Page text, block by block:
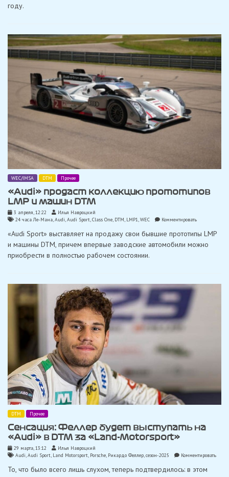
году.
WEC/IMSA DTM Прочее
«Audi» продаст коллекцию прототипов
LMP и машин DTM
3 апреля, 12:22
Илья Навроцкий
24 часа Ле-Мана,Audi,Audi Sport,Class One, DTM, LMP1,WEC Комментироватьon
продаст
прототипов
«Audi Sport» выставляет на продажу свои бывшие прототипы LMP
и машины DTM, причем впервые заводские автомобили можно
приобрести в полностью рабочем состоянии.
DTM Прочее
Сенсация: Феллер будет выступать на
«Audi» в DTM за «Land-Motorsport»
29 марта, 13:12
Илья Навроцкий
Audi,Audi Sport, Land Motorsport, Porsche, Рикардо Феллер,сезон-2025 Комментироватьon
То, что было всего лишь слухом, теперь подтвердилось: в этом